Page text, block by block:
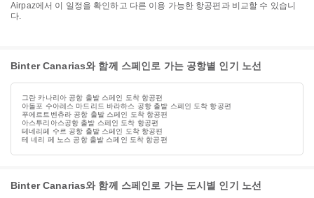
Airpaz에서 이 일정을 확인하고 다른 이용 가능한 항공편과 비교할 수 있습니
다.
Binter Canarias와 함께 스페인로 가는 공항별 인기 노선
그란 카나리아 공항 출발 스페인 도착 항공편
아돌포 수아레스 마드리드 바라하스 공항 출발 스페인 도착 항공편
푸에르트벤츄라 공항 출발 스페인 도착 항공편
아스투리아스공항 출발 스페인 도착 항공편
테네리페 수르 공항 출발 스페인 도착 항공편
테 네리 페 노스 공항 출발 스페인 도착 항공편
Binter Canarias와 함께 스페인로 가는 도시별 인기 노선